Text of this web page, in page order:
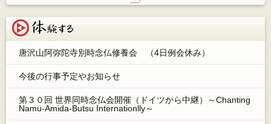
唐沢山阿弥陀寺別時念仏修養会 （4日例会休み）
今後の行事予定やお知らせ
第３０回 世界同時念仏会開催（ドイツから中継）～Chanting
Namu-Amida-Butsu Internationlly～